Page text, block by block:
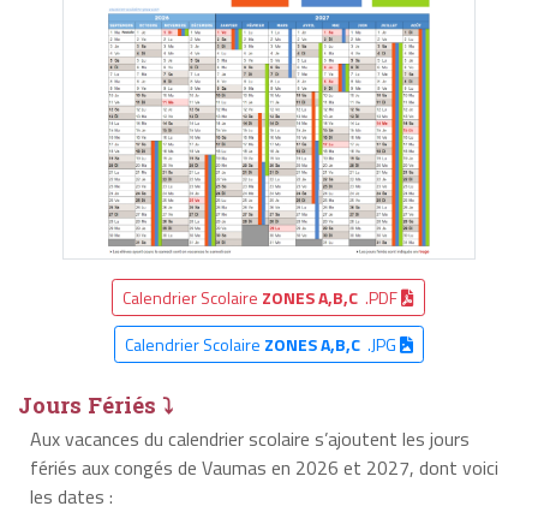
Calendrier Scolaire ZONES A,B,C .PDF
Calendrier Scolaire ZONES A,B,C.JPG
Jours Fériés ⤵
Aux vacances du calendrier scolaire s’ajoutent les jours
fériés aux congés de Vaumas en 2026 et 2027, dont voici
les dates :